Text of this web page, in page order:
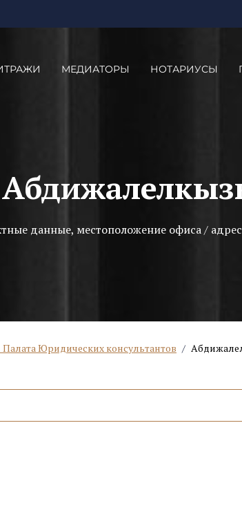
МЕДИАТОРЫ НОТАРИУСЫ
данные, местоположение офиса /
Палата Юридических консультантов /